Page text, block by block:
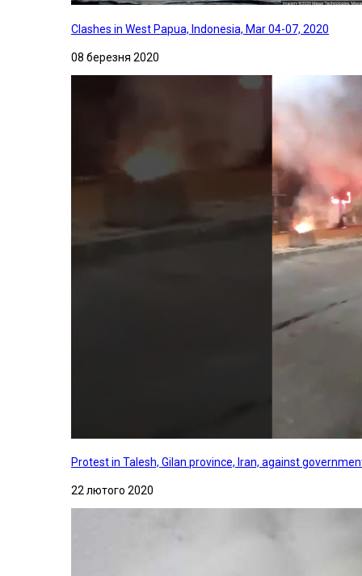
Clashes in West Papua, Indonesia, Mar 04-07, 2020
08 березня 2020
Protest in Talesh, Gilan province, Iran, against
22 лютого 2020